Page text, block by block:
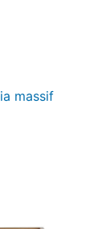
massif